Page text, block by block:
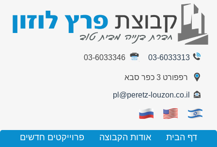
03-6033346 03-6033313
pl@peretz-louzon.co.il
דף הבית אודות הקבוצה
פרוייקטים חדשים